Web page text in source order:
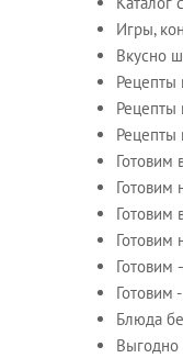
Игры,
Вкусно
Рецепты
Рецепты
Рецепты
Готовим
Готовим
Готовим
Готовим
Готовим
Готовим
Блюда
Выгодно